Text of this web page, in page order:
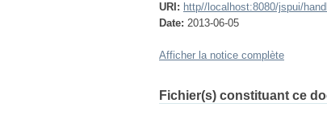
URI: http//localhost:8080/jspui/
Date: 2013-06-05
Afficher la notice complète
Fichier(s) constituant ce